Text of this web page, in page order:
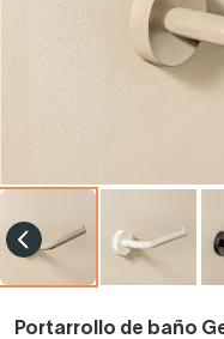
Portarrollo de baño